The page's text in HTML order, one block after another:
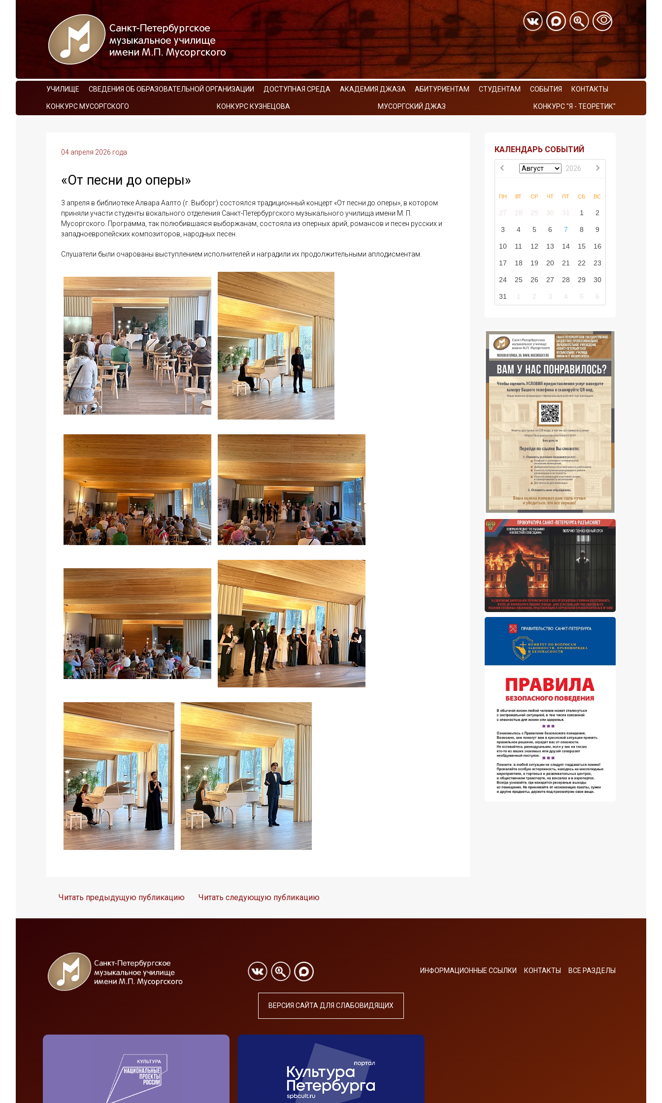
УЧИЛИЩЕ СВЕДЕНИЯ ОБ ОБРАЗОВАТЕЛЬНОЙ ОРГАНИЗАЦИИ ДОСТУПНАЯ СРЕДА АКАДЕМИЯ ДЖАЗА АБИТУРИЕНТАМ СТУДЕНТАМ СОБЫТИЯ КОНТАКТЫ
КОНКУРС МУСОРГСКОГО КОНКУРС КУЗНЕЦОВА МУСОРГСКИЙ ДЖАЗ КОНКУРС "Я - ТЕОРЕТИК"
04 апреля 2026 года
«От песни до оперы»
3 апреля в библиотеке Алвара Аалто (г. Выборг) состоялся традиционный концерт «От песни до оперы», в котором
приняли участи студенты вокального отделения Санкт-Петербургского музыкального училища имени М. П.
Мусоргского. Программа, так полюбившаяся выборжанам, состояла из оперных арий, романсов и песен русских и
западноевропейских композиторов, народных песен.
Слушатели были очарованы выступлением исполнителей и наградили их продолжительными аплодисментам.
Читать предыдущую публикацию Читать следующую публикацию
КАЛЕНДАРЬ СОБЫТИЙ
2026
ПН ВТ СР ЧТ ПТ СБ ВС
27 28 29 30 31 1 2
3 4 5 6 7 8 9
10 11 12 13 14 15 16
17 18 19 20 21 22 23
24 25 26 27 28 29 30
31 1 2 3 4 5 6
ИНФОРМАЦИОННЫЕ ССЫЛКИ КОНТАКТЫ ВСЕ РАЗДЕЛЫ
ВЕРСИЯ САЙТА ДЛЯ СЛАБОВИДЯЩИХ